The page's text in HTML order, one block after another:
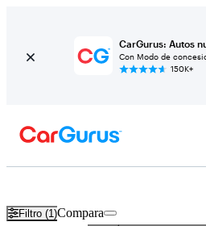
CarGurus: Autos
Con Modo de
150K+
Filtro (1)Compara